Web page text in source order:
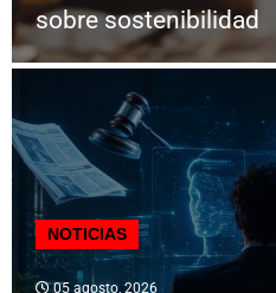
sobre sostenibilidad
NOTICIAS
05 agosto, 2026